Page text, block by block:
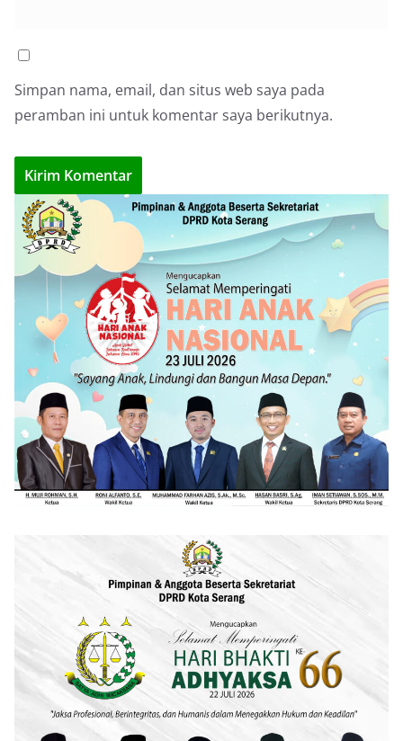
Simpan nama, email, dan situs web saya pada
peramban ini untuk komentar saya berikutnya.